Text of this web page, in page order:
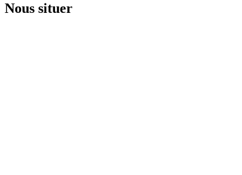
Nous situer